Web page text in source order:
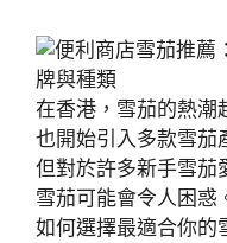
在香港，雪茄的熱潮
也開始引入多款雪茄
但對於許多新手雪茄
雪茄可能會令人困惑
如何選擇最適合你的